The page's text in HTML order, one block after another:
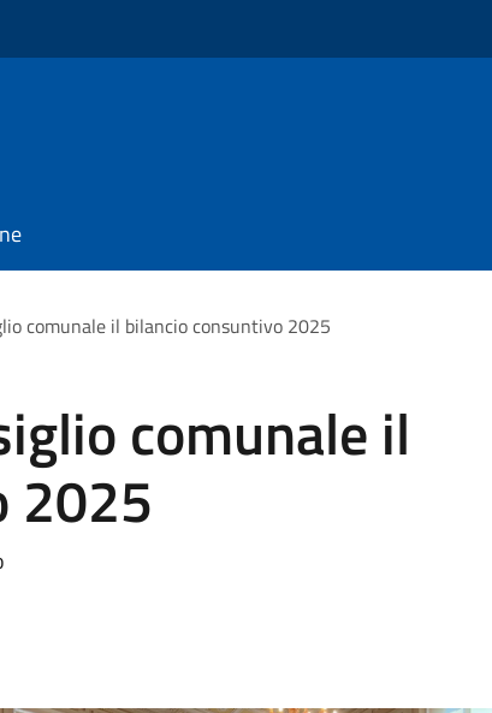
comunale il bilancio consuntivo 2025
comunale il
2025